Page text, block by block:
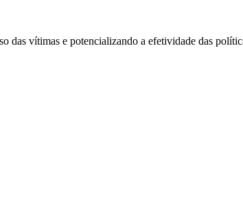
das vítimas e potencializando a efetividade das